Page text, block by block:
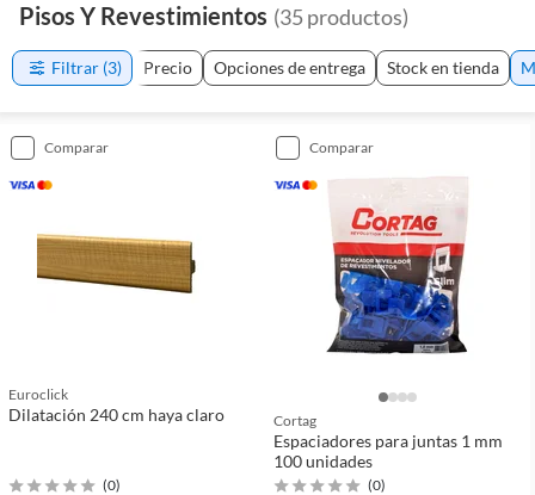
Pisos Y Revestimientos (35productos)
Filtrar (3) Precio Opciones de entrega Stock en tienda
comparar
Euroclick
Dilatación 240 cm haya claro
(0)
comparar
Cortag
Espaciadores para juntas 1 mm
100 unidades
(0)